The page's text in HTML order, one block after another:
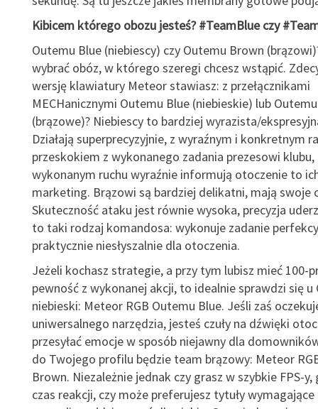
Kibicem którego obozu jesteś? #TeamBlue czy
Outemu Blue (niebiescy) czy Outemu Brown
wybrać obóz, w którego szeregi chcesz wstąpić.
wersję klawiatury Meteor stawiasz: z przełącznikami
MECHanicznymi Outemu Blue (niebieskie) lub
(brązowe)? Niebiescy to bardziej wyrazista/
Działają superprecyzyjnie, z wyraźnym i konkretnym
przeskokiem z wykonanego zadania prezesowi klubu,
wykonanym ruchu wyraźnie informują otoczenie to
marketing. Brązowi są bardziej delikatni, mają swoje
Skuteczność ataku jest równie wysoka, precyzja
to taki rodzaj komandosa: wykonuje zadanie
praktycznie niesłyszalnie dla otoczenia.
Jeżeli kochasz strategie, a przy tym lubisz mieć 100-
pewność z wykonanej akcji, to idealnie sprawdzi się u
niebieski: Meteor RGB Outemu Blue. Jeśli zaś
uniwersalnego narzędzia, jesteś czuły na dźwięki
przesyłać emocje w sposób niejawny dla
do Twojego profilu będzie team brązowy: Meteor
Brown. Niezależnie jednak czy grasz w szybkie FPS-y,
czas reakcji, czy może preferujesz tytuły wymagające